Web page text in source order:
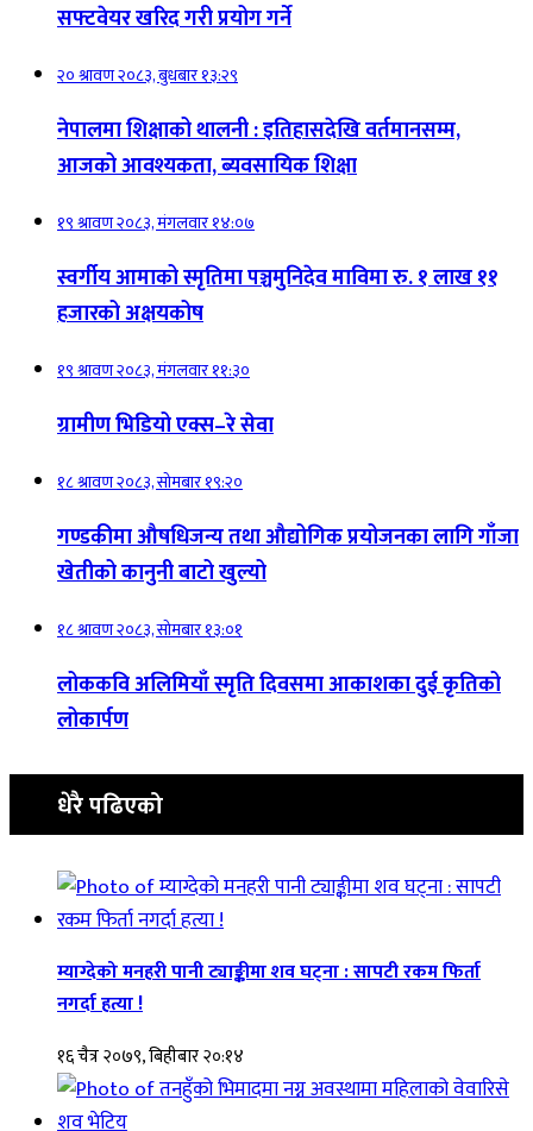
सफ्टवेयर खरिद गरी प्रयोग गर्ने
२० श्रावण २०८३, बुधबार १३:२९
नेपालमा शिक्षाको थालनी : इतिहासदेखि वर्तमानसम्म,
आजको आवश्यकता, ब्यवसायिक शिक्षा
१९ श्रावण २०८३, मंगलवार १४:०७
स्वर्गीय आमाको स्मृतिमा पञ्चमुनिदेव माविमा रु. १ लाख ११
हजारको अक्षयकोष
१९ श्रावण २०८३, मंगलवार ११:३०
ग्रामीण भिडियो एक्स–रे सेवा
१८ श्रावण २०८३, सोमबार १९:२०
गण्डकीमा औषधिजन्य तथा औद्योगिक प्रयोजनका लागि गाँजा
खेतीको कानुनी बाटो खुल्यो
१८ श्रावण २०८३, सोमबार १३:०१
लोककवि अलिमियाँ स्मृति दिवसमा आकाशका दुई कृतिको
लोकार्पण
धेरै पढिएको
म्याग्देको मनहरी पानी ट्याङ्कीमा शव घट्ना : सापटी रकम फिर्ता
नगर्दा हत्या !
१६ चैत्र २०७९, बिहीबार २०:१४